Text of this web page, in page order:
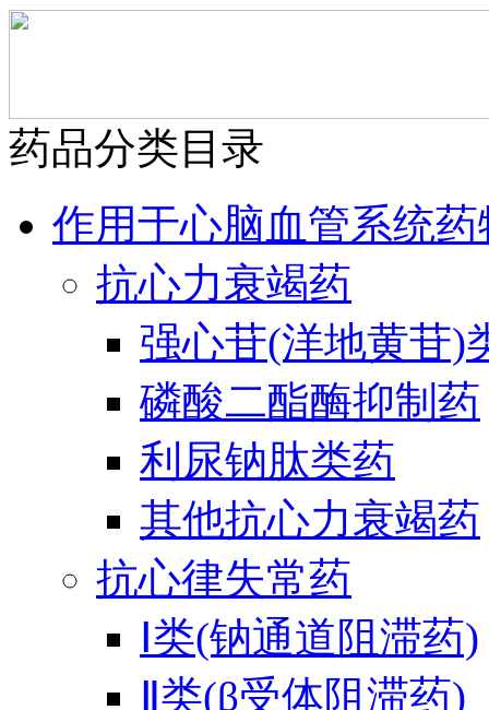
药品分类目录
作用于心脑血管系统药
抗心力衰竭药
强心苷(洋地黄苷)
磷酸二酯酶抑制药
利尿钠肽类药
其他抗心力衰竭药
抗心律失常药
Ⅰ类(钠通道阻滞药)
Ⅱ类(β受体阻滞药)